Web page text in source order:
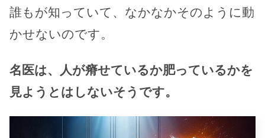
誰もが知っていて、なかなかそのように動
かせないのです。
名医は、人が瘠せているか肥っているかを
見ようとはしないそうです。